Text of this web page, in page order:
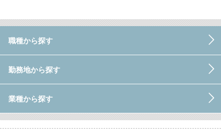
職種から探す
勤務地から探す
業種から探す